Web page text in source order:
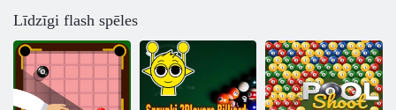
Līdzīgi flash spēles